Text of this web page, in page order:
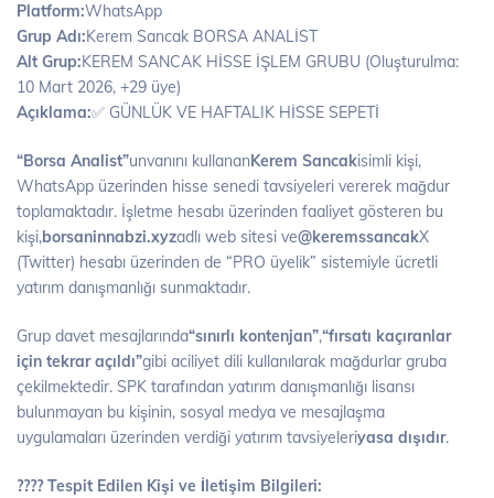
Platform:WhatsApp
Grup Adı:Kerem Sancak BORSA ANALİST
Alt Grup:KEREM SANCAK HİSSE İŞLEM GRUBU (Oluşturulma:
10 Mart 2026, +29 üye)
Açıklama:✅ GÜNLÜK VE HAFTALIK HİSSE SEPETİ
“Borsa Analist”unvanını kullananKerem Sancakisimli kişi,
WhatsApp üzerinden hisse senedi tavsiyeleri vererek mağdur
toplamaktadır. İşletme hesabı üzerinden faaliyet gösteren bu
kişi,borsaninnabzi.xyzadlı web sitesi ve@keremssancakX
(Twitter) hesabı üzerinden de “PRO üyelik” sistemiyle ücretli
yatırım danışmanlığı sunmaktadır.
Grup davet mesajlarında“sınırlı kontenjan”,“fırsatı kaçıranlar
için tekrar açıldı”gibi aciliyet dili kullanılarak mağdurlar gruba
çekilmektedir. SPK tarafından yatırım danışmanlığı lisansı
bulunmayan bu kişinin, sosyal medya ve mesajlaşma
uygulamaları üzerinden verdiği yatırım tavsiyeleriyasa dışıdır.
???? Tespit Edilen Kişi ve İletişim Bilgileri: